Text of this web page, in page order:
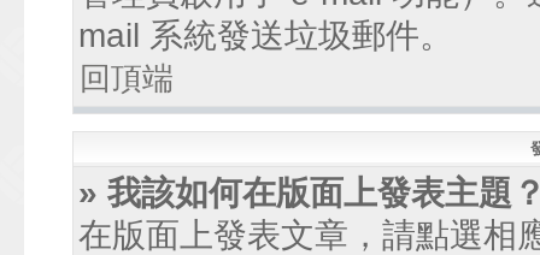
mail 系統發送垃圾郵件。
回頂端
» 我該如何在版面上發表主題
在版面上發表文章，請點選相